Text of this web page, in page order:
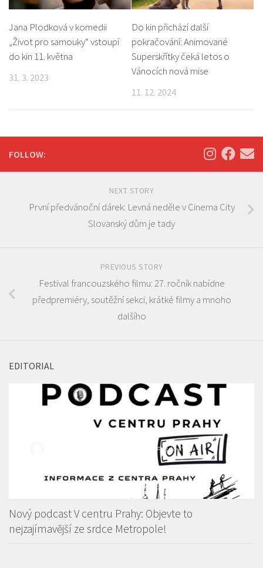
Jana Plodková v komedii
„Život pro samouky“ vstoupí
do kin 11. května
31. 3. 2023
Do kin přichází další
pokračování: Animované
Superskřítky čeká letos o
Vánocích nová mise
11. 12. 2024
FOLLOW:
NEXT STORY
První předvánoční dárek: Levná neděle v Cinema City
Slovanský dům je tady
PREVIOUS STORY
Festival francouzského filmu: 27. ročník nabídne
předpremiéry, soutěžní sekci, krátké filmy a mnoho
dalšího
EDITORIAL
Nový podcast V centru Prahy: Objevte to
nejzajímavější ze srdce Metropole!